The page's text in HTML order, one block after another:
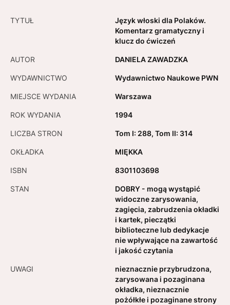
TYTUŁ
Język włoski dla Polaków.
Komentarz gramatyczny i
klucz do ćwiczeń
AUTOR DANIELA ZAWADZKA
WYDAWNICTWO Wydawnictwo Naukowe PWN
MIEJSCE WYDANIA Warszawa
ROK WYDANIA 1994
LICZBA STRON Tom I: 288, Tom II: 314
OKŁADKA MIĘKKA
ISBN 8301103698
STAN
DOBRY - mogą wystąpić
widoczne zarysowania,
zagięcia, zabrudzenia okładki
i kartek, pieczątki
biblioteczne lub dedykacje
nie wpływające na zawartość
i jakość czytania
UWAGI
nieznacznie przybrudzona,
zarysowana i pozaginana
okładka, nieznacznie
pożółkłe i pozaginane strony